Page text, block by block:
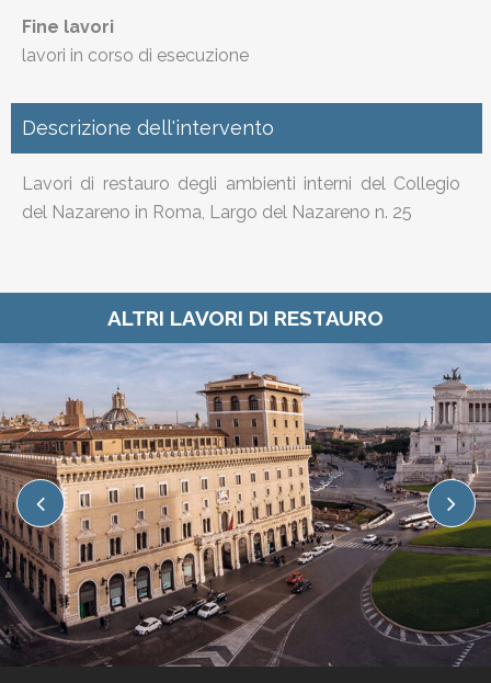
Fine lavori
lavori in corso di esecuzione
Descrizione dell'intervento
Lavori di restauro degli ambienti interni del Collegio
del Nazareno in Roma, Largo del Nazareno n. 25
ALTRI LAVORI DI RESTAURO